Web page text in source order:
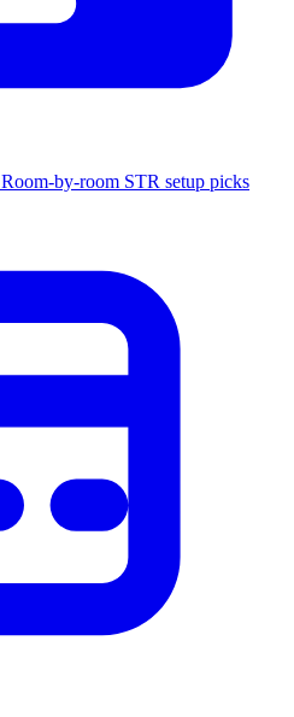
Room-by-room STR setup picks